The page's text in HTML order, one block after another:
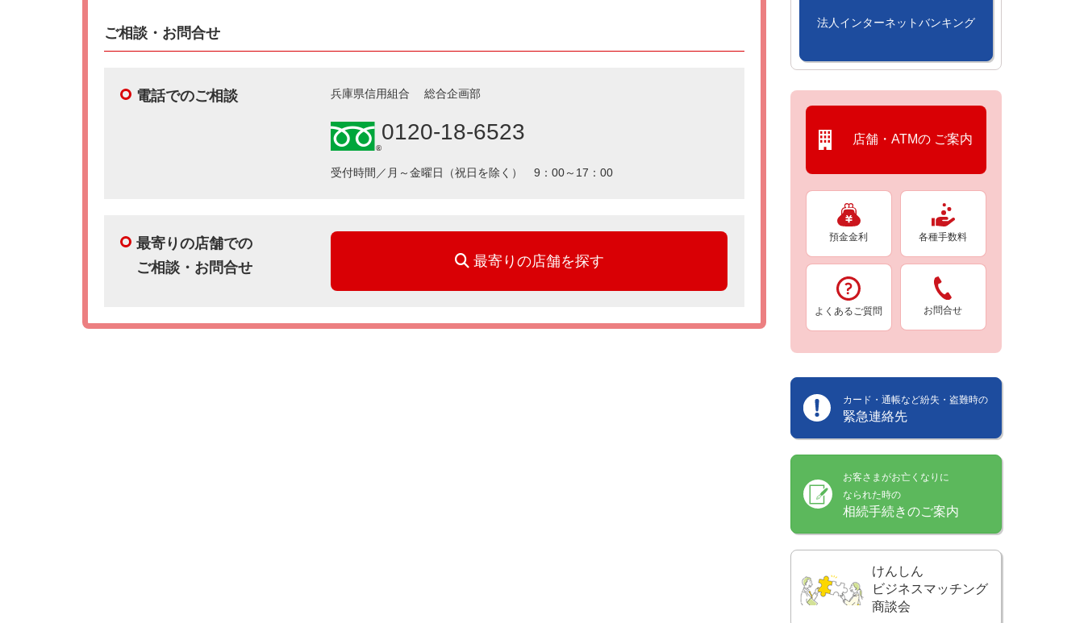
ご相談・お問合せ
電話でのご相談 兵庫県信用組合 総合企画部
0120-18-6523
受付時間／月～金曜日（祝日を除く） 9：00～17：00
最寄りの店舗での
ご相談・お問合せ
最寄りの店舗を探す
法人インターネットバンキング
店舗・ATMの ご案内
預金金利 各種手数料
よくあるご質問 お問合せ
カード・通帳など紛失・盗難時の
緊急連絡先
お客さまがお亡くなりに
なられた時の
相続手続きのご案内
けんしん
ビジネスマッチング
商談会